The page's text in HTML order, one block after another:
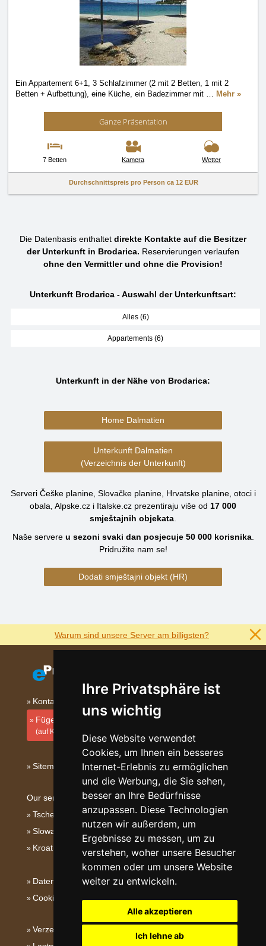
Ihre Privatsphäre ist
uns wichtig
Diese Website verwendet
Cookies, um Ihnen ein besseres
Internet-Erlebnis zu ermöglichen
und die Werbung, die Sie sehen,
besser an Ihre Bedürfnisse
anzupassen. Diese Technologien
nutzen wir außerdem, um
Ergebnisse zu messen, um zu
verstehen, woher unsere Besucher
kommen oder um unsere Website
weiter zu entwickeln.
Alle akzeptieren
Ich lehne ab
Ein Appartement 6+1, 3 Schlafzimmer (2 mit 2 Betten, 1 mit 2
Betten + Aufbettung), eine Küche, ein Badezimmer mit … Mehr »
Ganze Präsentation
7 Betten Kamera Wetter
Durchschnittspreis pro Person ca 12 EUR
Die Datenbasis enthaltet direkte Kontakte auf die Besitzer
der Unterkunft in Brodarica. Reservierungen verlaufen
ohne den Vermittler und ohne die Provision!
Unterkunft Brodarica - Auswahl der Unterkunftsart:
Alles (6)
Appartements (6)
Unterkunft in der Nähe von Brodarica:
Home Dalmatien
Unterkunft Dalmatien
(Verzeichnis der Unterkunft)
Serveri Češke planine, Slovačke planine, Hrvatske planine, otoci i
obala, Alpske.cz i Italske.cz prezentiraju više od 17 000
smještajnih objekata
Naše servere u sezoni svaki dan posjecuje 50 000korisnika.
Pridružite nam se!
Dodati smještajni objekt (HR)
Warum sind unsere Server am billigsten?
Kontakt
Fügen Sie Ihre Unterkunft hinzu
(auf Kroatisch)
Sitemap
Our servers:
Tschechische Gebirge
Slowakische Gebirge
Kroatien
Datenschutz
Cookies
Verzeichnis der Unterkunft